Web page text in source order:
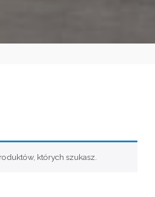
których szukasz.